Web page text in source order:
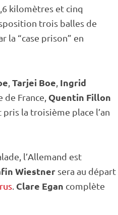
kilomètres et cinq
trois balles de
la “case prison” en
,Tarjei Boe, Ingrid
de France, Quentin Fillon
la troisième place l’an
l’Allemand est
Wiestner sera au départ
. Clare Egan complète